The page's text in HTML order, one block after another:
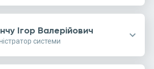
Ігор Валерійович
системи expand_more